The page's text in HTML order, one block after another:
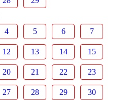
4 5 6 7
12 13 14 15
20 21 22 23
27 28 29 30